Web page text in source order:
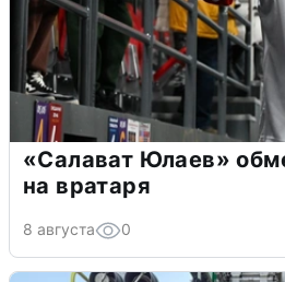
«Салават Юлаев»
на вратаря
8 августа 0